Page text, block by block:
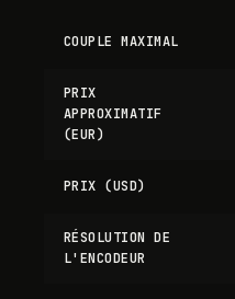
COUPLE MAXIMAL
PRIX
APPROXIMATIF
(EUR)
PRIX (USD)
RÉSOLUTION DE
L'ENCODEUR